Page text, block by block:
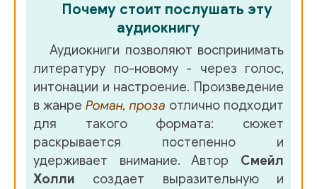
31
33
37
Почему стоит послушать эту
аудиокнигу
Аудиокниги позволяют воспринимать
литературу по-новому - через голос,
интонации и настроение. Произведение
в жанре Роман, проза отлично подходит
для такого формата: сюжет
раскрывается постепенно и
удерживает внимание. Автор Смейл
Холли создает выразительную и